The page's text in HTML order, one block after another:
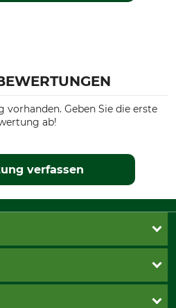
vorhanden. Geben Sie die erste
ab!
verfassen